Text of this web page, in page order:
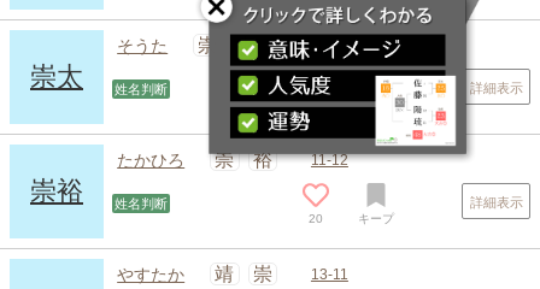
崇太
そうた 崇 太 11-4
姓名判断
21 キープ
詳細表示
崇裕
たかひろ 崇 裕 11-12
姓名判断
20 キープ
詳細表示
やすたか 靖 崇 13-11